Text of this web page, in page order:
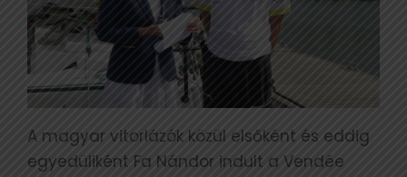
A magyar vitorlázók közül elsőként és eddig
egyedüliként Fa Nándor indult a Vendée